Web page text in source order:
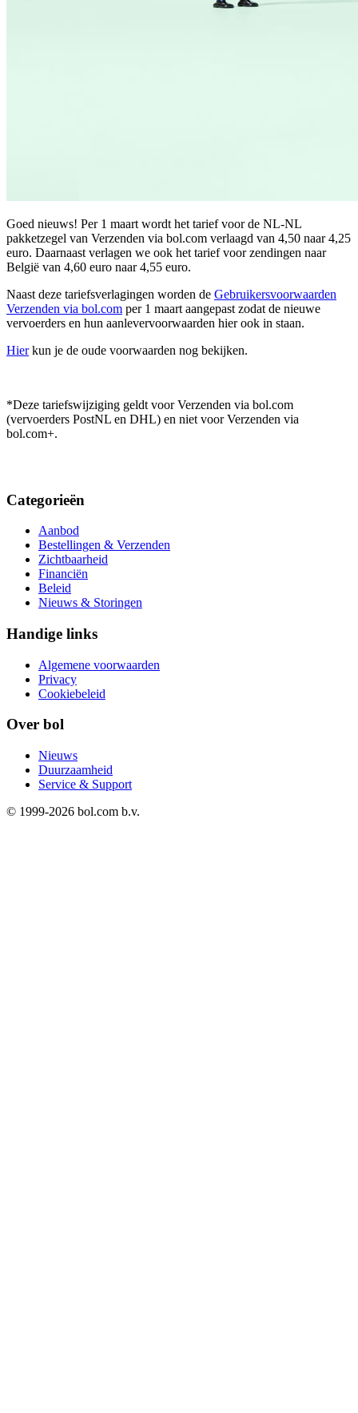
Goed nieuws! Per 1 maart wordt het tarief voor de NL-NL
pakketzegel van Verzenden via bol.com verlaagd van 4,50 naar 4,25
euro. Daarnaast verlagen we ook het tarief voor zendingen naar
België van 4,60 euro naar 4,55 euro.
Naast deze tariefsverlagingen worden de Gebruikersvoorwaarden
Verzenden via bol.com per 1 maart aangepast zodat de nieuwe
vervoerders en hun aanlevervoorwaarden hier ook in staan.
Hierkun je de oude voorwaarden nog bekijken.
*Deze tariefswijziging geldt voor Verzenden via bol.com
(vervoerders PostNL en DHL) en niet voor Verzenden via
bol.com+.
Categorieën
Aanbod
Bestellingen & Verzenden
Zichtbaarheid
Financiën
Beleid
Nieuws & Storingen
Handige links
Algemene voorwaarden
Privacy
Cookiebeleid
Over bol
Nieuws
Duurzaamheid
Service & Support
© 1999-2026 bol.com b.v.